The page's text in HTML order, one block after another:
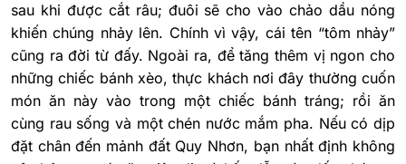
sau khi được cắt râu; đuôi sẽ cho vào chảo dầu nóng
khiến chúng nhảy lên. Chính vì vậy, cái tên “tôm nhảy”
cũng ra đời từ đấy. Ngoài ra, để tăng thêm vị ngon cho
những chiếc bánh xèo, thực khách nơi đây thường cuốn
món ăn này vào trong một chiếc bánh tráng; rồi ăn
cùng rau sống và một chén nước mắm pha. Nếu có dịp
đặt chân đến mảnh đất Quy Nhơn, bạn nhất định không